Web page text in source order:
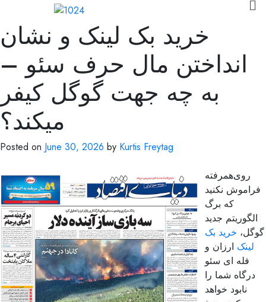
خرید بک لینک و نشان
انداختن مال حرف سئو –
به چه جهت گوگل کیفر
میکند؟
Posted on June 30, 2026 by Kurtis Freytag
روی‌همرفته
فراموش نکنید
که برگ
الگوریتم جدید
گوگل، خرید بک
لینک ارزان و
فله ای سئو
درگاه شما را
نابود خواهد